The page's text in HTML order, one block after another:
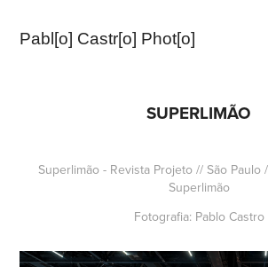
Pabl[o] Castr[o] Phot[o]
SUPERLIMÃO
Superlimão - Revista Projeto // São
Superlimão
Fotografia: Pablo Castro